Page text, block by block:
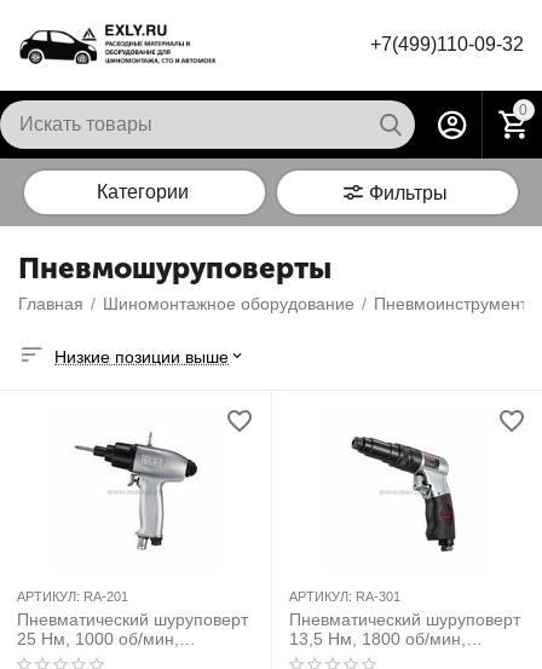
+7(499)110-09-32
0
Категории Фильтры
Пневмошуруповерты
Главная / Шиномонтажное оборудование / Пневмоинструмент
Низкие позиции выше
АРТИКУЛ: RA-201
Пневматический шуруповерт
25 Нм, 1000 об/мин,
пистолетная рукоять
АРТИКУЛ: RA-301
Пневматический шуруповерт
13,5 Нм, 1800 об/мин,
пистолетная рукоять